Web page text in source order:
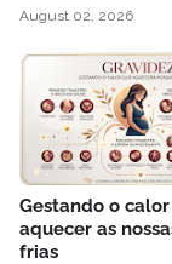
August 02, 2026
Gestando o
aquecer as
frias